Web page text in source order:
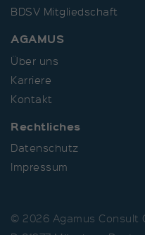
BDSV Mitgliedschaft
AGAMUS
Über uns
Karriere
Kontakt
Rechtliches
Datenschutz
Impressum
© 2026 Agamus Consult